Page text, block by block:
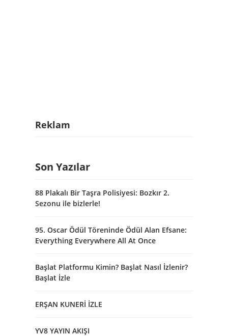
Reklam
Son Yazılar
88 Plakalı Bir Taşra Polisiyesi: Bozkır 2.
Sezonu ile bizlerle!
95. Oscar Ödül Töreninde Ödül Alan Efsane:
Everything Everywhere All At Once
Başlat Platformu Kimin? Başlat Nasıl İzlenir?
Başlat İzle
ERŞAN KUNERİ İZLE
YV8 YAYIN AKIŞI